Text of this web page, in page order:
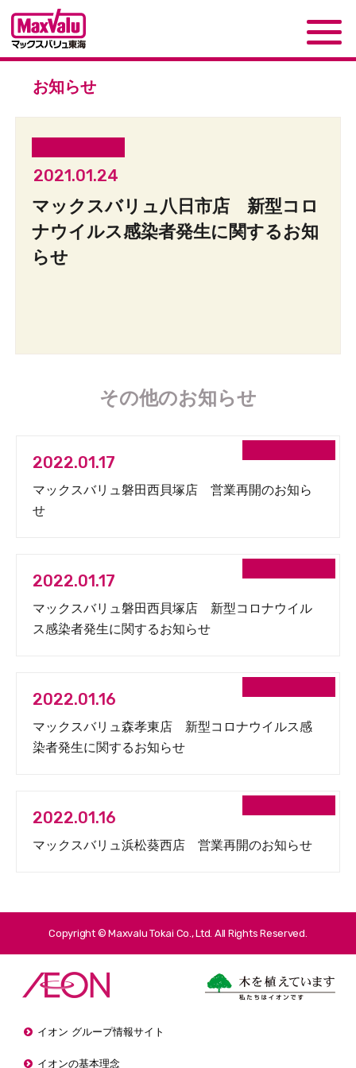
お知らせ
2021.01.24
マックスバリュ八日市店 新型コロ
ナウイルス感染者発生に関するお知
らせ
その他のお知らせ
2022.01.17
マックスバリュ磐田西貝塚店 営業再開のお知ら
せ
2022.01.17
マックスバリュ磐田西貝塚店 新型コロナウイル
ス感染者発生に関するお知らせ
2022.01.16
マックスバリュ森孝東店 新型コロナウイルス感
染者発生に関するお知らせ
2022.01.16
マックスバリュ浜松葵西店 営業再開のお知らせ
Copyright © Maxvalu Tokai Co., Ltd. All Rights Reserved.
イオン グループ情報サイト
イオンの基本理念